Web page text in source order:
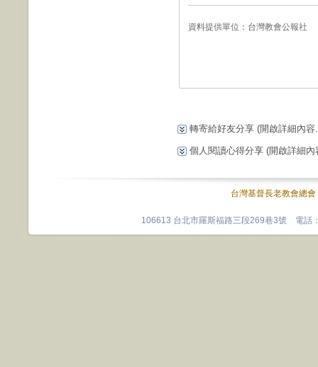
資料提供單位： 台灣教會公報社
轉寄給好友分享 (開啟詳細內容
個人閱讀心得分享 (開啟詳細內
台灣基督長老教會總會
106613 台北市羅斯福路三段269巷3號 電